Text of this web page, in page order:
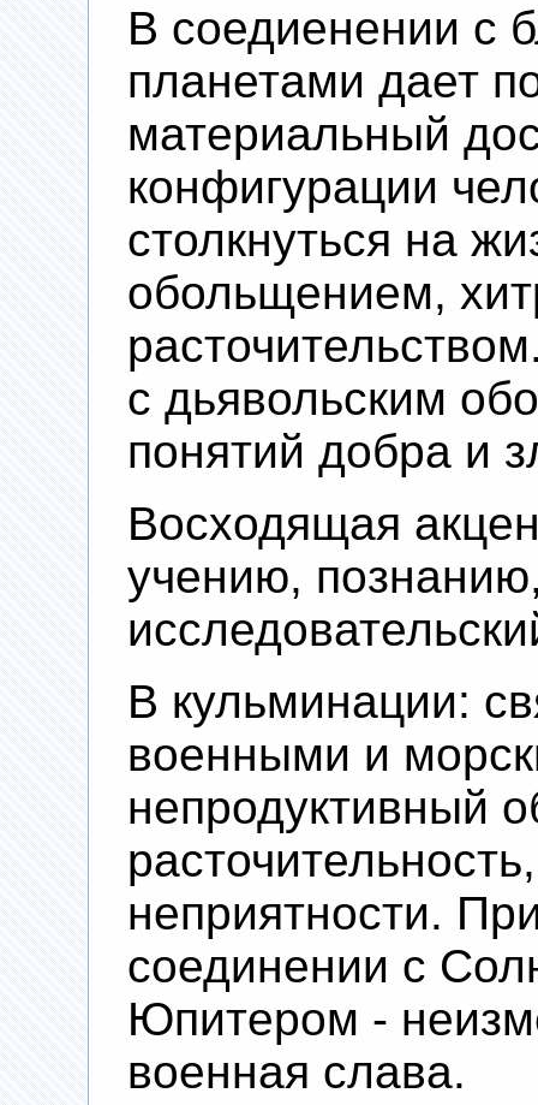
В соедиенении с
планетами дает
материальный
конфигурации
столкнуться на
обольщением,
с дьявольским
понятий добра и
Восходящая
учению,
В кульминации:
военными и
непродуктивный
неприятности.
соединении с
Юпитером -
военная слава.